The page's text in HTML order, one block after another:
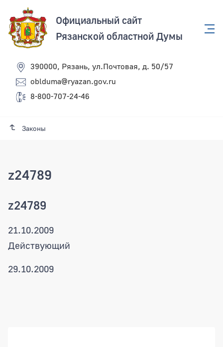
Официальный сайт
Рязанской областной Думы
390000, Рязань, ул.Почтовая, д. 50/57
oblduma@ryazan.gov.ru
8-800-707-24-46
Законы
z24789
z24789
21.10.2009
Действующий
29.10.2009